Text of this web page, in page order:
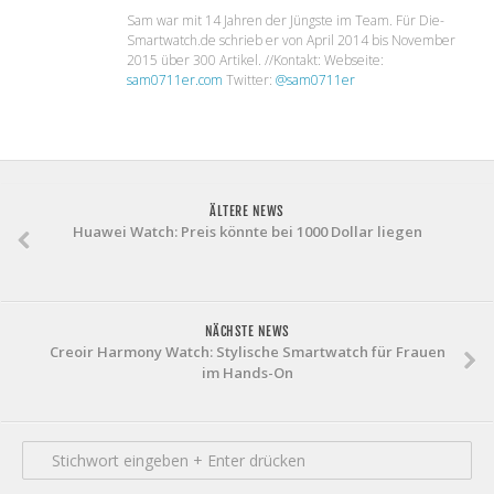
Sam war mit 14 Jahren der Jüngste im Team. Für Die-
Smartwatch.de schrieb er von April 2014 bis November
2015 über 300 Artikel. //Kontakt: Webseite:
sam0711er.com Twitter: @sam0711er
ÄLTERE NEWS
Huawei Watch: Preis könnte bei 1000 Dollar liegen
NÄCHSTE NEWS
Creoir Harmony Watch: Stylische Smartwatch für Frauen
im Hands-On